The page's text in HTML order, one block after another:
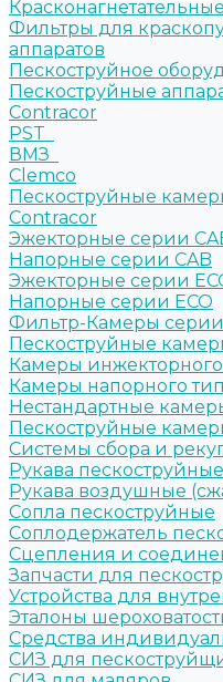
Фильтры для
аппаратов
Пескоструйное
Пескоструйные
Contracor
PST
ВМЗ
Clemco
Пескоструйные
Contracor
Эжекторные серии
Напорные серии CAB
Эжекторные серии
Напорные серии ECO
Фильтр-Камеры
Пескоструйные
Камеры инжекторного
Камеры напорного
Нестандартные
Пескоструйные
Системы сбора и
Рукава пескоструйные
Рукава воздушные
Сопла пескоструйные
Соплодержатель
Сцепления и
Запчасти для
Устройства для
Эталоны
Средства
СИЗ для